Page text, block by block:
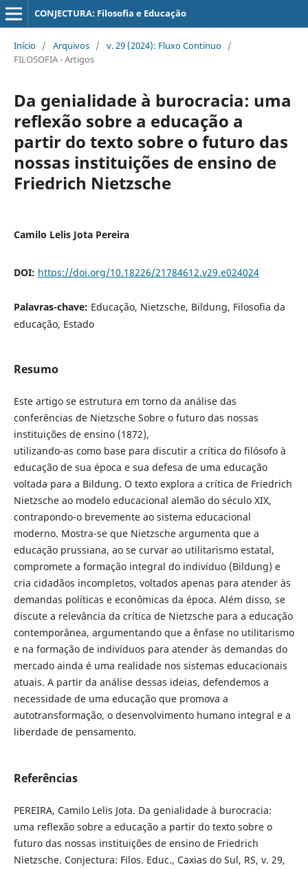
CONJECTURA: Filosofia e Educação
Início / Arquivos / v. 29 (2024): Fluxo Contínuo /
FILOSOFIA - Artigos
Da genialidade à burocracia: uma
reflexão sobre a educação a
partir do texto sobre o futuro das
nossas instituições de ensino de
Friedrich Nietzsche
Camilo Lelis Jota Pereira
DOI: https://doi.org/10.18226/21784612.v29.e024024
Palavras-chave: Educação, Nietzsche, Bildung, Filosofia da
educação, Estado
Resumo
Este artigo se estrutura em torno da análise das
conferências de Nietzsche Sobre o futuro das nossas
instituições de ensino (1872),
utilizando-as como base para discutir a crítica do filósofo à
educação de sua época e sua defesa de uma educação
voltada para a Bildung. O texto explora a crítica de Friedrich
Nietzsche ao modelo educacional alemão do século XIX,
contrapondo-o brevemente ao sistema educacional
moderno. Mostra-se que Nietzsche argumenta que a
educação prussiana, ao se curvar ao utilitarismo estatal,
compromete a formação integral do indivíduo (Bildung) e
cria cidadãos incompletos, voltados apenas para atender às
demandas políticas e econômicas da época. Além disso, se
discute a relevância da crítica de Nietzsche para a educação
contemporânea, argumentando que a ênfase no utilitarismo
e na formação de indivíduos para atender às demandas do
mercado ainda é uma realidade nos sistemas educacionais
atuais. A partir da análise dessas ideias, defendemos a
necessidade de uma educação que promova a
autotransformação, o desenvolvimento humano integral e a
liberdade de pensamento.
Referências
PEREIRA, Camilo Lelis Jota. Da genialidade à burocracia:
uma reflexão sobre a educação a partir do texto sobre o
futuro das nossas instituições de ensino de Friedrich
Nietzsche. Conjectura: Filos. Educ., Caxias do Sul, RS, v. 29,